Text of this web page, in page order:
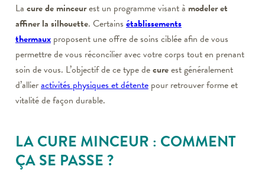
La cure de minceurest un programme visant à modeler et
affiner la silhouette. Certains établissements
thermaux proposent une offre de soins ciblée afin de vous
permettre de vous réconcilier avec votre corps tout en prenant
soin de vous. L’objectif de ce type decureest généralement
d’allieractivités physiques et détente pour retrouver forme et
vitalité de façon durable.
LA CURE MINCEUR : COMMENT
ÇA SE PASSE ?